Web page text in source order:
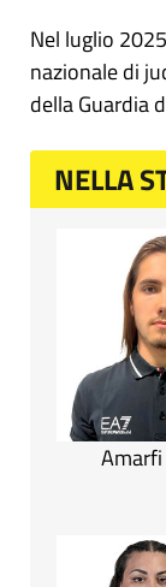
Nel luglio
nazionale di
della Guardia
NELLA
Amarfi